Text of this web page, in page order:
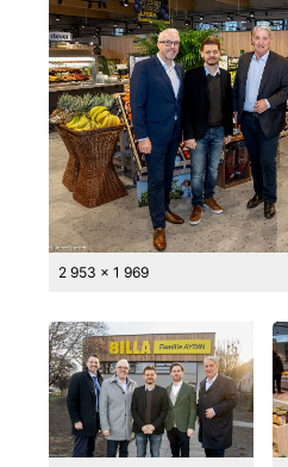
2 953 x 1 969